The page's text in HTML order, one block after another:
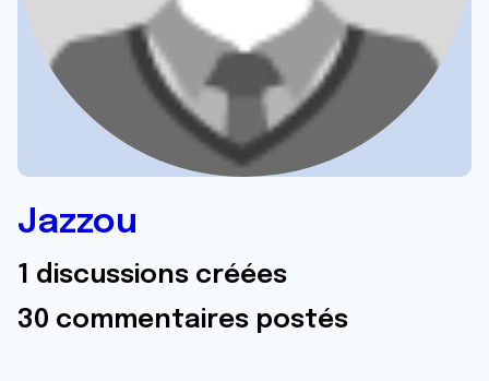
Jazzou
1 discussions créées
30 commentaires postés